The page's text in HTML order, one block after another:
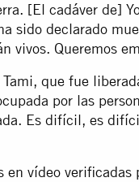
[El cadáver de]
sido declarado
vivos. Queremos
que fue
por las
Es difícil, es
en vídeo